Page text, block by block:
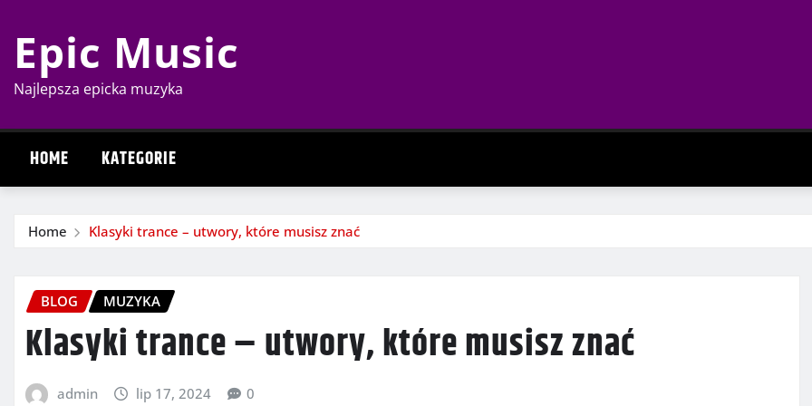
content
Epic Music
Najlepsza epicka muzyka
HOME KATEGORIE
Home Klasyki trance – utwory, które musisz znać
BLOG MUZYKA
Klasyki trance – utwory, które musisz znać
admin lip 17, 2024 0